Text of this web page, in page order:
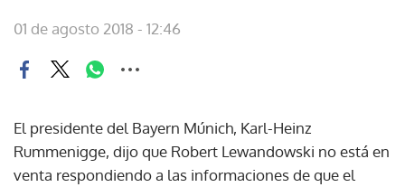
01 de agosto 2018 - 12:46
El presidente del Bayern Múnich, Karl-Heinz
Rummenigge, dijo que Robert Lewandowski no está en
venta respondiendo a las informaciones de que el